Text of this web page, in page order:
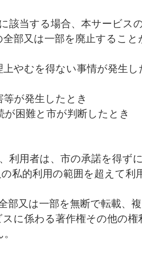
当する場合、本サービス
部又は一部を廃止すること
やむを得ない事情が発生し
が発生したとき
困難と市が判断したとき
用者は、市の承諾を得ずに
私的利用の範囲を超えて利
又は一部を無断で転載、複
に係わる著作権その他の権